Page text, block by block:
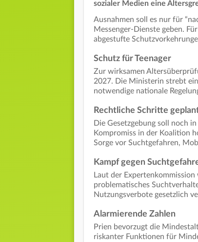
sozialer Medien eine
Ausnahmen soll es nur für
Messenger-Dienste geben.
abgestufte
Schutz für Teenager
Zur wirksamen
2027. Die Ministerin strebt
notwendige nationale
Rechtliche Schritte
Die Gesetzgebung soll noch
Kompromiss in der Koalition
Sorge vor Suchtgefahren,
Kampf gegen
Laut der
problematisches
Nutzungsverbote gesetzlich
Alarmierende Zahlen
Prien bevorzugt die
riskanter Funktionen für